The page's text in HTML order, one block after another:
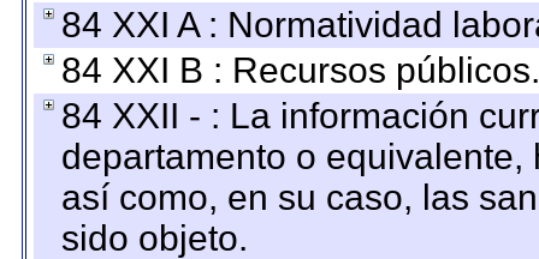
84 XXI A : Normatividad
84 XXI B : Recursos públicos.
84 XXII - : La información
departamento o
así como, en su caso, las
sido objeto.